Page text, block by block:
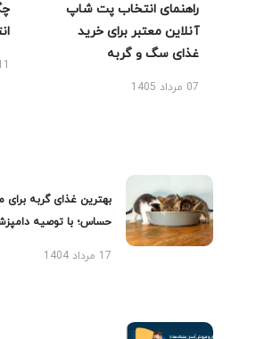
راهنمای انتخاب پت شاپ
آنلاین معتبر برای خرید
غذای سگ و گربه
07 مرداد 1405
11
بهترین غذای گربه برای
حساس؛ با توصیه
17 مرداد 1404